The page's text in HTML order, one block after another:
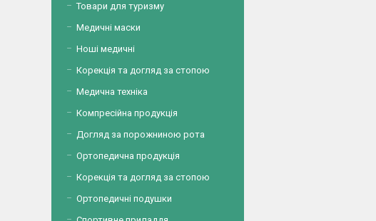
Товари для туризму
Медичні маски
Ноші медичні
Корекція та догляд за стопою
Медична техніка
Компресійна продукція
Догляд за порожниною рота
Ортопедична продукція
Корекція та догляд за стопою
Ортопедичні подушки